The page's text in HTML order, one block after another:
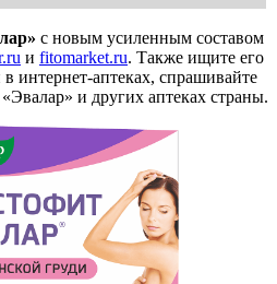
с новым усиленным составом
и fitomarket.ru. Также ищите его
интернет-аптеках, спрашивайте
и других аптеках страны.